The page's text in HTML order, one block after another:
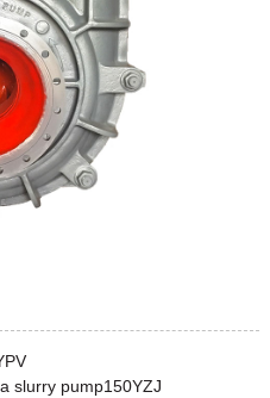
slurry pump150YZJ